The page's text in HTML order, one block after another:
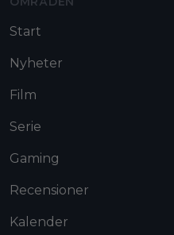
Start
Nyheter
Film
Serie
Gaming
Recensioner
Kalender